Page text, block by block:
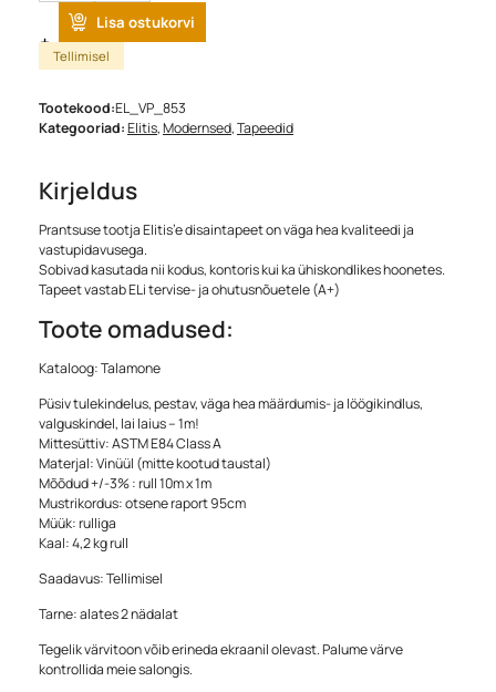
Lisa ostukorvi
Tellimisel
Tootekood:EL_VP_853
Kategooriad:Elitis,Modernsed,Tapeedid
Kirjeldus
Prantsuse tootja Elitis’e disaintapeet on väga hea kvaliteedi ja
vastupidavusega.
Sobivad kasutada nii kodus, kontoris kui ka ühiskondlikes hoonetes.
Tapeet vastab ELi tervise- ja ohutusnõuetele (A+)
Toote omadused:
Kataloog: Talamone
Püsiv tulekindelus, pestav, väga hea määrdumis- ja löögikindlus,
valguskindel, lai laius – 1m!
Mittesüttiv: ASTM E84 Class A
Materjal: Vinüül (mitte kootud taustal)
Mõõdud +/-3% : rull 10m x 1m
Mustrikordus: otsene raport 95cm
Müük: rulliga
Kaal: 4,2 kg rull
Saadavus: Tellimisel
Tarne: alates 2 nädalat
Tegelik värvitoon võib erineda ekraanil olevast. Palume värve
kontrollida meie salongis.